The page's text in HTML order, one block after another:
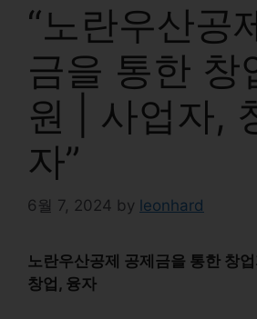
“노란우산공
금을 통한 창
원 | 사업자,
자”
6월 7, 2024 by leonhard
노란우산공제 공제금을 통한 창
창업, 융자